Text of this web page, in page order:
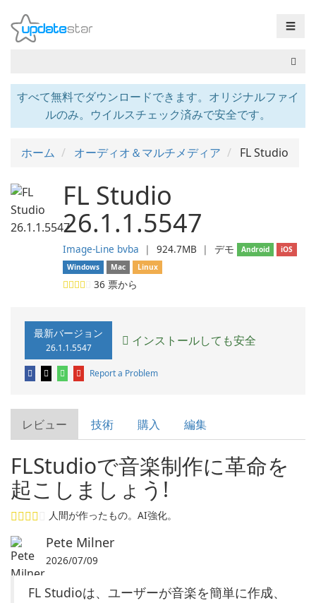
☰
すべて無料でダウンロードできます。オリジナルファイ
ルのみ。ウイルスチェック済みで安全です。
ホーム オーディオ＆マルチメディア FL Studio
FL Studio
26.1.1.5547
Image-Line bvba ❘ 924.7MB ❘ デモ Android
iOS
Windows
Mac Linux
36 票から
最新バージョン
26.1.1.5547 インストールしても安全
Report a Problem
レビュー 技術 購入 編集
FLStudioで音楽制作に革命を
起こしましょう!
人間が作ったもの。AI強化。
Pete Milner
2026/07/09
FL Studioは、ユーザーが音楽を簡単に作成、